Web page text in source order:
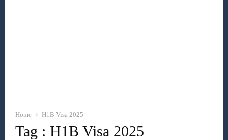
Home H1B Visa 2025
Tag : H1B Visa 2025